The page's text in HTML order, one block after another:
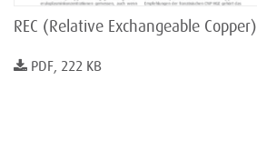
REC (Relative Exchangeable Copper)
PDF, 222 KB